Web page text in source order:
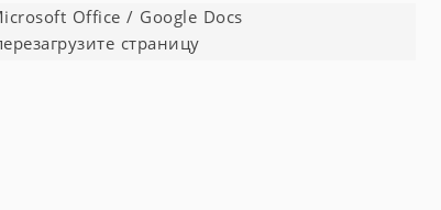
Office / Google Docs
страницу